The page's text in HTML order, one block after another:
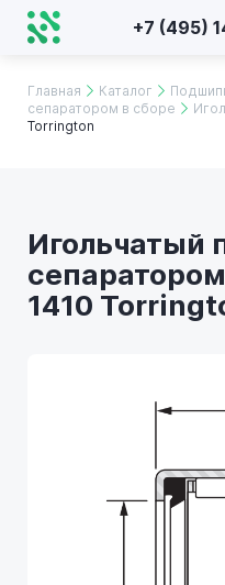
+7 (495)
Главная Каталог
сепаратором в сборе
Torrington
Игольчатый
1410